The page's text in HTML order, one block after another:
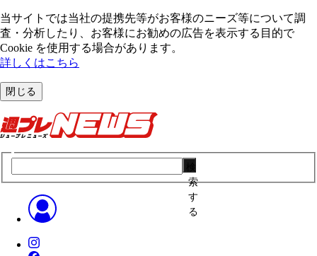
当サイトでは当社の提携先等がお客様のニーズ等について調
査・分析したり、お客様にお勧めの広告を表⽰する⽬的で
Cookie を使⽤する場合があります。
詳しくはこちら
閉じる
索
す
る